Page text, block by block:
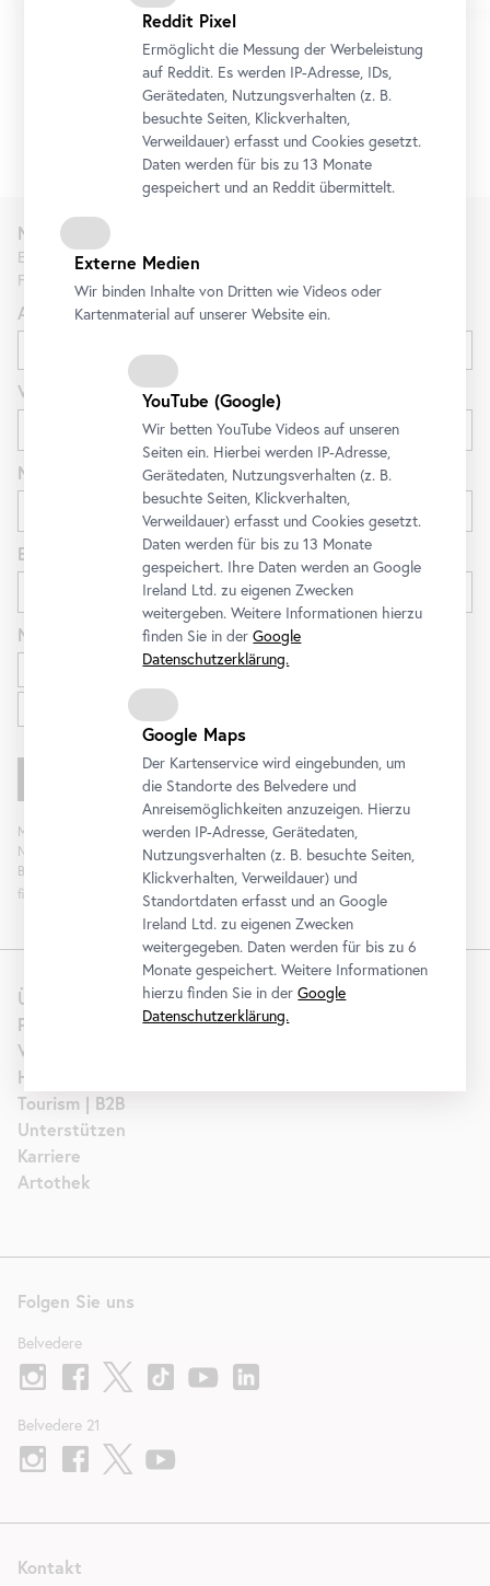
1/8
Über uns
Presse
Vermietung
Hochzeit
Tourism | B2B
Unterstützen
Karriere
Artothek
Kontakt
Folgen Sie uns
Belvedere
Belvedere 21
Newsletter
Erfahren Sie als Erste*r über neue Ausstellungen, Workshops,
Führungen und Aktionen des Belvedere.
Anrede
Vorname
Nachname
E-Mail
Newsletter
Ausstellungen und Programm
Mit „Registrieren“ stimmen Sie der Verarbeitung Ihrer Daten sowie Analyse der
Newsletterinteraktion zum Zweck der Newsletterzusendung durch das
Belvedere zu. Die Einwilligung kann widerrufen werden. Weitere Informationen
finden Sie
Reddit Pixel
Ermöglicht die Messung der Werbeleistung
auf Reddit. Es werden IP-Adresse, IDs,
Gerätedaten, Nutzungsverhalten (z. B.
besuchte Seiten, Klickverhalten,
Verweildauer) erfasst und Cookies gesetzt.
Daten werden für bis zu 13 Monate
gespeichert und an Reddit übermittelt.
Externe Medien
Wir binden Inhalte von Dritten wie Videos oder
Kartenmaterial auf unserer Website ein.
YouTube (Google)
Wir bettenYouTube Videos auf unseren
Seiten ein. Hierbei werden IP-Adresse,
Gerätedaten, Nutzungsverhalten (z. B.
besuchte Seiten, Klickverhalten,
Verweildauer) erfasst und Cookies gesetzt.
Daten werden für bis zu 13 Monate
gespeichert. Ihre Daten werden an Google
Ireland Ltd. zu eigenen Zwecken
weitergeben. Weitere Informationen hierzu
finden Sie in derGoogle
Datenschutzerklärung.
Google Maps
Der Kartenservice wird eingebunden, um
die Standorte des Belvedere und
Anreisemöglichkeiten anzuzeigen. Hierzu
werden IP-Adresse, Gerätedaten,
Nutzungsverhalten (z. B. besuchte Seiten,
Klickverhalten, Verweildauer) und
Standortdaten erfasst und an Google
Ireland Ltd. zu eigenen Zwecken
weitergegeben. Daten werden für bis zu 6
Monate gespeichert. Weitere Informationen
hierzu finden Sie in derGoogle
Datenschutzerklärung.